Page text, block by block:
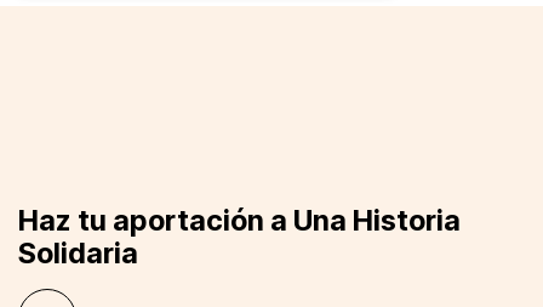
Haz tu aportación a Una Historia
Solidaria